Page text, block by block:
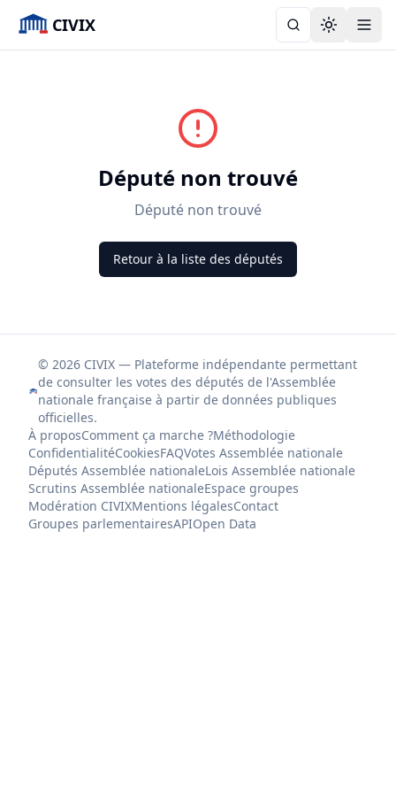
CIVIX Toggle
Député non trouvé
Député non trouvé
Retour à la liste des députés
© 2026 CIVIX — Plateforme indépendante permettant
de consulter les votes des députés de l'Assemblée
nationale française à partir de données publiques
officielles.
À proposComment ça marche ?Méthodologie
ConfidentialitéCookiesFAQVotes Assemblée nationale
Députés Assemblée nationaleLois Assemblée nationale
Scrutins Assemblée nationaleEspace groupes
Modération CIVIXMentions légalesContact
Groupes parlementairesAPIOpen Data